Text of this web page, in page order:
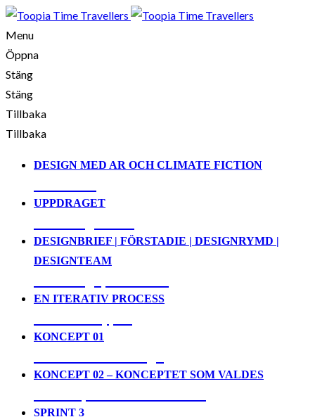
Menu
Öppna
Stäng
Stäng
Tillbaka
Tillbaka
DESIGN MED AR OCH CLIMATE FICTION
UPPDRAGET
DESIGNBRIEF | FÖRSTADIE | DESIGNRYMD |
DESIGNTEAM
EN ITERATIV PROCESS
KONCEPT 01
KONCEPT 02 – KONCEPTET SOM VALDES
SPRINT 3